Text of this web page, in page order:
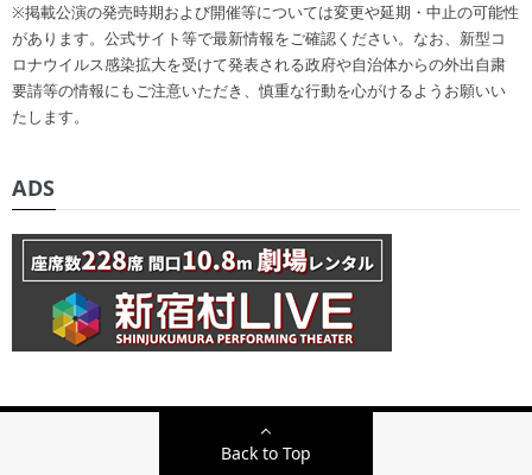
※掲載公演の発売時期および開催等については変更や延期・中止の可能性
があります。公式サイト等で最新情報をご確認ください。なお、新型コ
ロナウイルス感染拡大を受けて発表される政府や自治体からの外出自粛
要請等の情報にもご注意いただき、慎重な行動を心がけるようお願いい
たします。
ADS
Back to Top